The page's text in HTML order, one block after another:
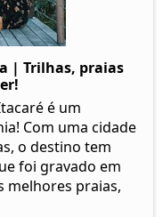
| Trilhas, praias
é um
Com uma cidade
o destino tem
foi gravado em
melhores praias,